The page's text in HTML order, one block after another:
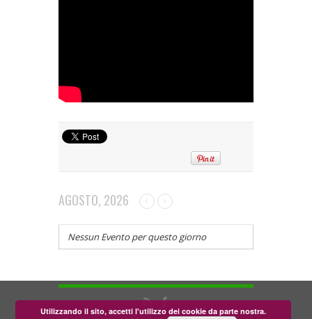
AGOSTO, 2026
Nessun Evento per questo giorno
Utilizzando il sito, accetti l'utilizzo dei cookie da parte nostra.